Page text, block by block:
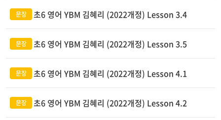
초6 영어 YBM 김혜리 (2022개정) Lesson 3.4
초6 영어 YBM 김혜리 (2022개정) Lesson 3.5
초6 영어 YBM 김혜리 (2022개정) Lesson 4.1
초6 영어 YBM 김혜리 (2022개정) Lesson 4.2